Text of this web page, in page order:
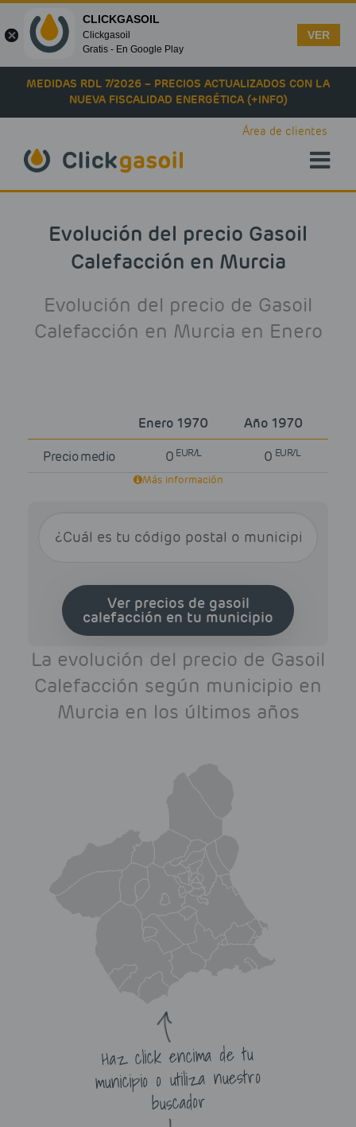
Skip to main content
MEDIDAS RDL 7/2026 – PRECIOS ACTUALIZADOS CON LA
NUEVA FISCALIDAD ENERGÉTICA (+INFO)
Área de clientes
Evolución del precio Gasoil
Calefacción en Murcia
Evolución del precio de Gasoil
Calefacción en Murcia en Enero
Enero 1970
Año 1970
Precio medio
0 EUR/L 0 EUR/L
Más información
Ver precios de gasoil
calefacción en tu municipio
La evolución del precio de Gasoil
Calefacción según municipio en
Murcia en los últimos años
Haz click encima de tu
municipio o utiliza nuestro
buscador
CLICKGASOIL
Clickgasoil
Gratis - En Google Play
VER